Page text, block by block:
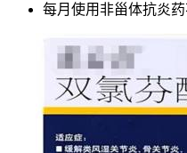
每月使用非甾体抗炎药